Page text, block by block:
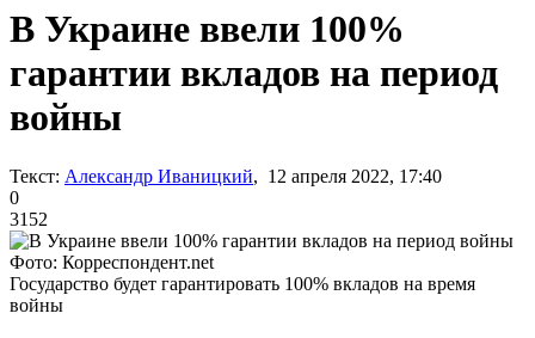
В Украине ввели 100%
гарантии вкладов на период
войны
Текст: Александр Иваницкий, 12 апреля 2022, 17:40
0
3152
Фото: Корреспондент.net
Государство будет гарантировать 100% вкладов на время
войны